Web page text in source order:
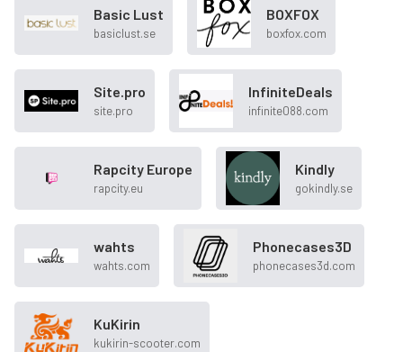
Basic Lust
basiclust.se
BOXFOX
boxfox.com
Site.pro
site.pro
InfiniteDeals
infinite088.com
Rapcity Europe
rapcity.eu
Kindly
gokindly.se
wahts
wahts.com
Phonecases3D
phonecases3d.com
KuKirin
kukirin-scooter.com